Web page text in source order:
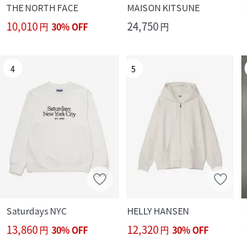
THE NORTH FACE
10,010円 30%OFF
MAISON KITSUNE
24,750円
4
Saturdays NYC
13,860円 30%OFF
5
HELLY HANSEN
12,320円 30%OFF